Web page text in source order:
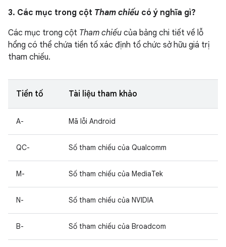
3. Các mục trong cột Tham chiếu có ý nghĩa gì?
Các mục trong cột Tham chiếu của bảng chi tiết về lỗ
hổng có thể chứa tiền tố xác định tổ chức sở hữu giá trị
tham chiếu.
Tiền tố Tài liệu tham khảo
A- Mã lỗi Android
QC- Số tham chiếu của Qualcomm
M- Số tham chiếu của MediaTek
N- Số tham chiếu của NVIDIA
B- Số tham chiếu của Broadcom